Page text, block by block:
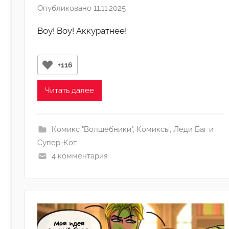
Опубликовано 11.11.2025
т
e
_
1
5
2
Воу! Воу! Аккуратнее!
+116
Читать далее
Комикс "Волшебники", Комиксы Леди Баг и
Супер-Кот
4 комментария